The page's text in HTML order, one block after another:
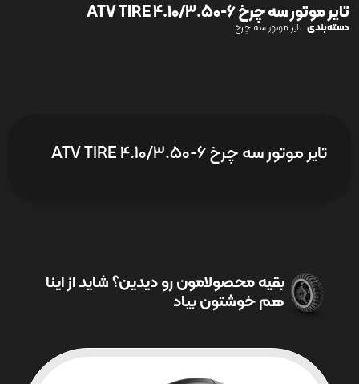
تایر موتور سه چرخ ATV TIRE 4.10/3.50-6
دسته‌بندی تایر موتور سه چرخ
تایر موتور سه چرخ ATV TIRE 4.10/3.50-6
بقیه محصولامون رو دیدین؟ شاید از اینا
هم خوشتون بیاد